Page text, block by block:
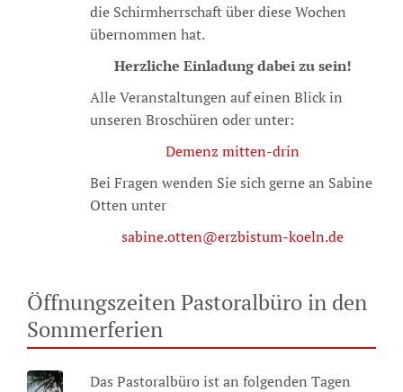
die Schirmherrschaft über diese Wochen
übernommen hat.
Herzliche Einladung dabei zu sein!
Alle Veranstaltungen auf einen Blick in
unseren Broschüren oder unter:
Demenz mitten-drin
Bei Fragen wenden Sie sich gerne an Sabine
Otten unter
sabine.otten@erzbistum-koeln.de
Öffnungszeiten Pastoralbüro in den
Sommerferien
Das Pastoralbüro ist an folgenden Tagen